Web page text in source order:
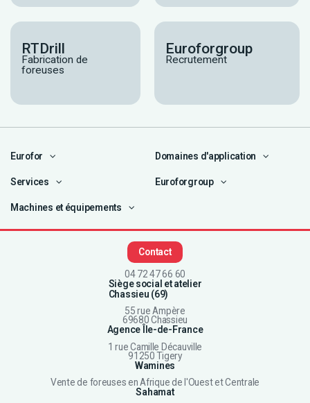
RTDrill
Fabrication de
foreuses
Euroforgroup
Recrutement
Eurofor Domaines d'application
Services Euroforgroup
Machines et équipements
Contact
04 72 47 66 60
Siège social et atelier
Chassieu (69)
55 rue Ampère
69680 Chassieu
Agence Île-de-France
1 rue Camille Décauville
91250 Tigery
Wamines
Vente de foreuses en Afrique de l'Ouest et Centrale
Sahamat